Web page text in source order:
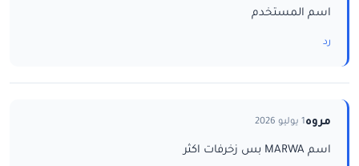
اسم المستخدم
رد
مروه1 يوليو 2026
اسم MARWA بس زخرفات اكثر